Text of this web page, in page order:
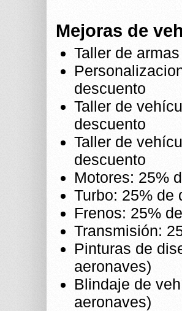
Mejoras de
Taller de
descuento
Taller de
descuento
Taller de
descuento
Motores: 25%
Turbo: 25% de
Frenos: 25%
Transmisión:
Pinturas de
aeronaves)
Blindaje de
aeronaves)